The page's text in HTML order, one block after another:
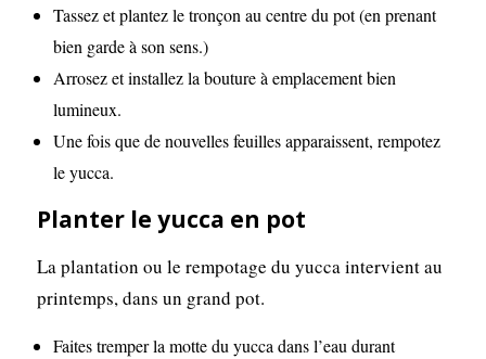
Tassez et plantez le tronçon au centre du pot (en prenant
bien garde à son sens.)
Arrosez et installez la bouture à emplacement bien
lumineux.
Une fois que de nouvelles feuilles apparaissent, rempotez
le yucca.
Planter le yucca en pot
La plantation ou le rempotage du yucca intervient au
printemps, dans un grand pot.
Faites tremper la motte du yucca dans l’eau durant